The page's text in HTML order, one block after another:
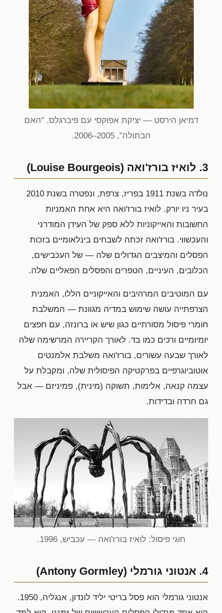
דמיאן הירסט — יציקת אפוקסי עם פיברגלס. "האם
הבתולה", 2005–2006.
3. לואיז בורז'ואה (Louise Bourgeois)
נולדה בשנת 1911 בפריז, צרפת, ונפטרה בשנת 2010
בעיר ניו יורק. לואיז בורז'ואה היא אחת האמניות
החשובות והאייקוניות ללא ספק של העידן המודרני
והעכשווי. בורז'ואה זכתה לשבחים בינלאומיים בזכות
הפסלים והמיצבים הגדולים שלה — של העכבישים,
הכלובים, העיניים, הטפרים והפסלים הפאליים שלה.
עם המוטיבים המרהיבים והאייקוניים הללו, האמנית
הצרפתייה עושה שימוש במדיה מגוונת — המשלבת
חומרי פיסול מסורתיים כגון שיש או ברונזה, עם חפצים
יומיומיים ורכים כמו בד. לאורך הקריירה המרשימה שלה
לאורך שבעה עשורים, בורז'ואה משלבת אלמנטים
אוטוביוגרפיים בפרקטיקה הפיסולית שלה, ומקבלת על
עצמה קנאה, אלימות, תשוקה (מינית), פמיניזם — אבל
גם חרדה ובדידות.
חוגי פיסול: לואיז בורז'ואה — עכביש, 1996.
4. אנטוני גורמלי (Antony Gormley)
אנטוני גורמלי הוא פסל בריטי יליד לונדון, אנגליה, 1950.